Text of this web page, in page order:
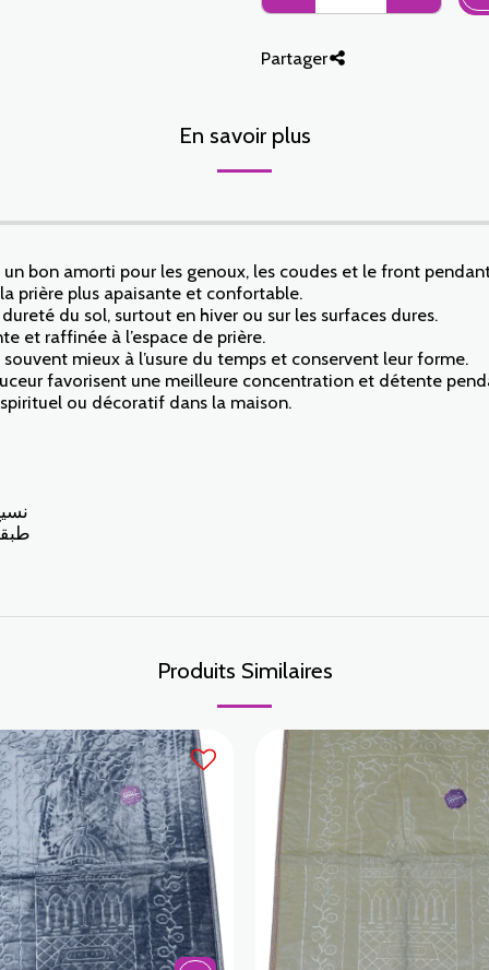
Partager
En savoir plus
bon amorti pour les genoux, les coudes et le front
prière plus apaisante et confortable.
du sol, surtout en hiver ou sur les surfaces dures.
et raffinée à l’espace de prière.
mieux à l’usure du temps et conservent leur forme.
favorisent une meilleure concentration et détente
ou décoratif dans la maison.
Produits Similaires